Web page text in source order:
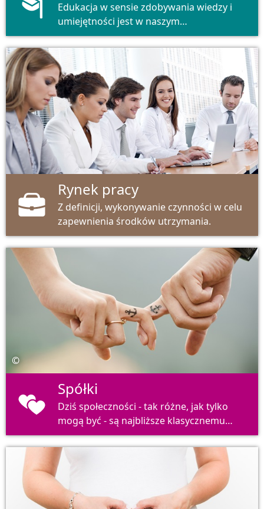
Edukacja w sensie zdobywania wiedzy i
umiejętności jest w naszym
społeczeństwie ważniejsza niż
kiedykolwiek wcześniej.
Rynek pracy
Z definicji, wykonywanie czynności w celu
zapewnienia środków utrzymania.
©
Spółki
Dziś społeczności - tak różne, jak tylko
mogą być - są najbliższe klasycznemu
obrazowi rodziny z przeszłości.